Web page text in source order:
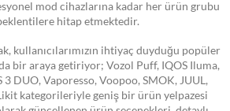
mod cihazlarına kadar her ürün grubu
hitap etmektedir.
kullanıcılarımızın ihtiyaç duyduğu popüler
bir araya getiriyor; Vozol Puff, IQOS Iluma,
3 DUO, Vaporesso, Voopoo, SMOK, JUUL,
kategorileriyle geniş bir ürün yelpazesi